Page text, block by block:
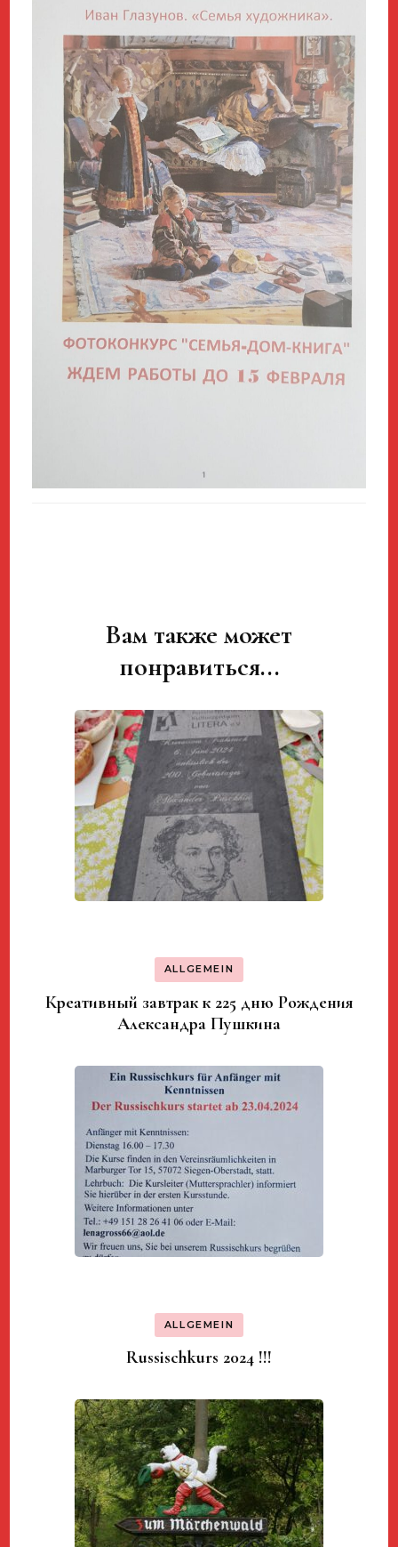
НавигацияВам также может
понравиться...
ALLGEMEIN
Креативный завтрак к 225 дню Рождения
Александра Пушкина
ALLGEMEIN
Russischkurs 2024 !!!